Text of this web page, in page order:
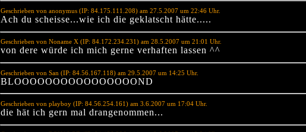
Geschrieben von anonymus (IP: 84.175.111.208) am 27.5.2007 um 22:46 Uhr.
Ach du scheisse...wie ich die geklatscht hätte.....
Geschrieben von Noname X (IP: 84.172.234.231) am 28.5.2007 um 21:01 Uhr.
von dere würde ich mich gerne verhaften lassen ^^
Geschrieben von San (IP: 84.56.167.118) am 29.5.2007 um 14:25 Uhr.
BLOOOOOOOOOOOOOOOOND
Geschrieben von playboy (IP: 84.56.254.161) am 3.6.2007 um 17:04 Uhr.
die hät ich gern mal drangenommen...